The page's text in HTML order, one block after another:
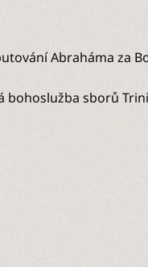
Abraháma za
sborů